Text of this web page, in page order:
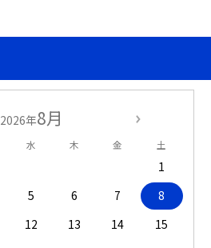
2026年8月
水 木 金 土
1
5 6 7
8
12 13 14
15